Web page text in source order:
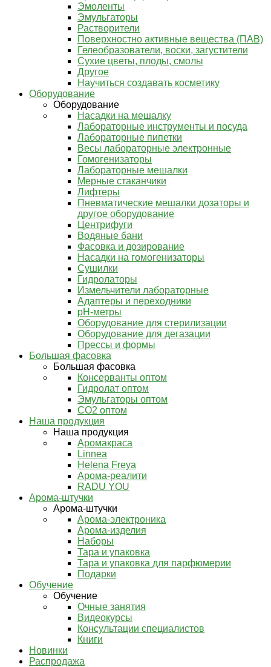
Эмоленты
Эмульгаторы
Растворители
Поверхностно активные вещества (ПАВ)
Гелеобразователи, воски, загустители
Сухие цветы, плоды, смолы
Другое
Научиться создавать косметику
Оборудование
Оборудование
Насадки на мешалку
Лабораторные инструменты и посуда
Лабораторные пипетки
Весы лабораторные электронные
Гомогенизаторы
Лабораторные мешалки
Мерные стаканчики
Лифтеры
Пневматические мешалки дозаторы и
другое оборудование
Центрифуги
Водяные бани
Фасовка и дозирование
Насадки на гомогенизаторы
Сушилки
Гидролаторы
Измельчители лабораторные
Адаптеры и переходники
pH-метры
Оборудование для стерилизации
Оборудование для дегазации
Прессы и формы
Большая фасовка
Большая фасовка
Консерванты оптом
Гидролат оптом
Эмульгаторы оптом
СО2 оптом
Наша продукция
Наша продукция
Аромакраса
Linnea
Helena Freya
Арома-реалити
RADU YOU
Арома-штучки
Арома-штучки
Арома-электроника
Арома-изделия
Наборы
Тара и упаковка
Тара и упаковка для парфюмерии
Подарки
Обучение
Обучение
Очные занятия
Видеокурсы
Консультации специалистов
Книги
Новинки
Распродажа